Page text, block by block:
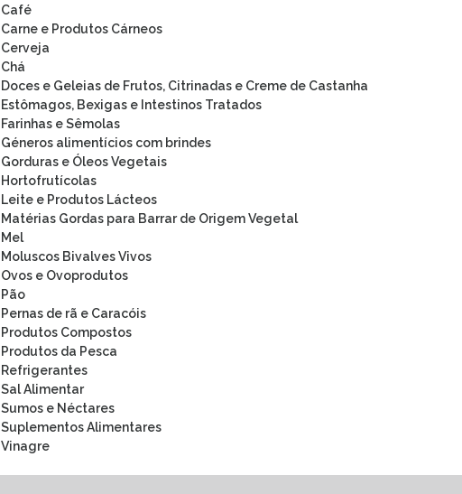
Café
Carne e Produtos Cárneos
Cerveja
Chá
Doces e Geleias de Frutos, Citrinadas e Creme de Castanha
Estômagos, Bexigas e Intestinos Tratados
Farinhas e Sêmolas
Géneros alimentícios com brindes
Gorduras e Óleos Vegetais
Hortofrutícolas
Leite e Produtos Lácteos
Matérias Gordas para Barrar de Origem Vegetal
Mel
Moluscos Bivalves Vivos
Ovos e Ovoprodutos
Pão
Pernas de rã e Caracóis
Produtos Compostos
Produtos da Pesca
Refrigerantes
Sal Alimentar
Sumos e Néctares
Suplementos Alimentares
Vinagre